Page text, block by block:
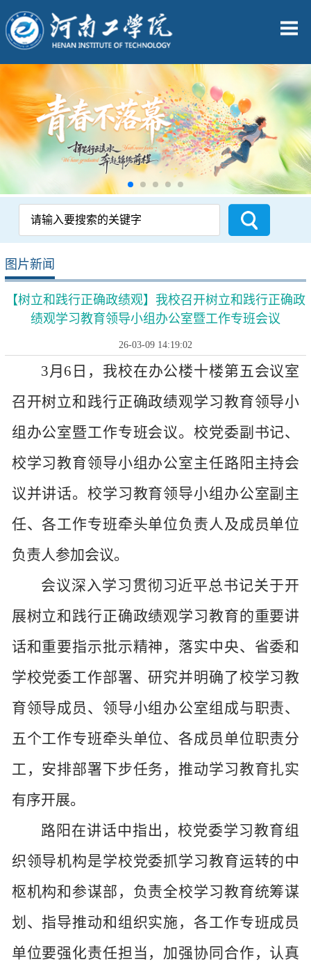
图片新闻
【树立和践行正确政绩观】我校召开树立和践行正确政
绩观学习教育领导小组办公室暨工作专班会议
26-03-09 14:19:02
3月6日，我校在办公楼十楼第五会议室
召开树立和践行正确政绩观学习教育领导小
组办公室暨工作专班会议。校党委副书记、
校学习教育领导小组办公室主任路阳主持会
议并讲话。校学习教育领导小组办公室副主
任、各工作专班牵头单位负责人及成员单位
负责人参加会议。
会议深入学习贯彻习近平总书记关于开
展树立和践行正确政绩观学习教育的重要讲
话和重要指示批示精神，落实中央、省委和
学校党委工作部署、研究并明确了校学习教
育领导成员、领导小组办公室组成与职责、
五个工作专班牵头单位、各成员单位职责分
工，安排部署下步任务，推动学习教育扎实
有序开展。
路阳在讲话中指出，校党委学习教育组
织领导机构是学校党委抓学习教育运转的中
枢机构和参谋部，负责全校学习教育统筹谋
划、指导推动和组织实施，各工作专班成员
单位要强化责任担当，加强协同合作，认真